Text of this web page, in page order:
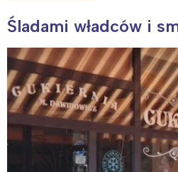
Śladami władców i